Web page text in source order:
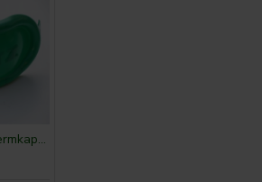
Fronttrekbekbeschermkap Deutz